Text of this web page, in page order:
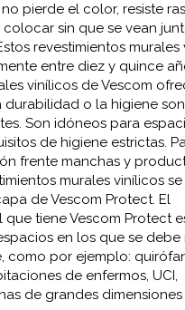
pierde el color, resiste
sin que se vean
revestimientos murales
entre diez y quince
vinílicos de Vescom
o la higiene son
Son idóneos para
de higiene estrictas.
frente manchas y
murales vinílicos
de Vescom Protect. El
que tiene Vescom Protect
en los que se debe
como por ejemplo:
de enfermos, UCI,
de grandes dimensiones